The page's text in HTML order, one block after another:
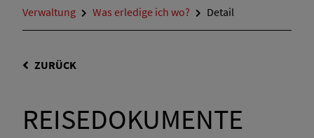
Verwaltung
Was erledige ich wo? Detail
ZURÜCK
REISEDOKUMENTE